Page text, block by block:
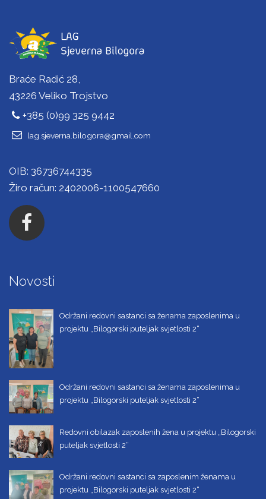
Braće Radić 28,
43226 Veliko Trojstvo
+385 (0)99 325 9442
lag.sjeverna.bilogora@gmail.com
OIB: 36736744335
Žiro račun: 2402006-1100547660
Novosti
Održani redovni sastanci sa ženama zaposlenima u
projektu „Bilogorski puteljak svjetlosti 2“
Održani redovni sastanci sa ženama zaposlenima u
projektu „Bilogorski puteljak svjetlosti 2“
Redovni obilazak zaposlenih žena u projektu „Bilogorski
puteljak svjetlosti 2“
Održani redovni sastanci sa zaposlenim ženama u
projektu „Bilogorski puteljak svjetlosti 2“